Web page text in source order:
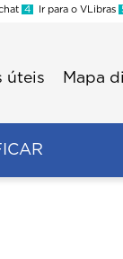
4 Ir para o VLibras
úteis Mapa